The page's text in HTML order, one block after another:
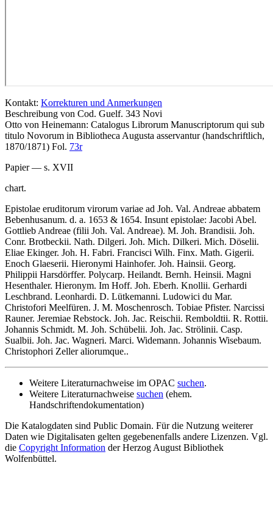
Kontakt: Korrekturen und Anmerkungen
Beschreibung von Cod. Guelf. 343 Novi
Otto von Heinemann: Catalogus Librorum Manuscriptorum qui sub
titulo Novorum in Bibliotheca Augusta asservantur (handschriftlich,
1870/1871) Fol. 73r
Papier — s. XVII
chart.
Epistolae eruditorum virorum variae ad Joh. Val. Andreae abbatem
Bebenhusanum. d. a. 1653 & 1654. Insunt epistolae: Jacobi Abel.
Gottlieb Andreae (filii Joh. Val. Andreae). M. Joh. Brandisii. Joh.
Conr. Brotbeckii. Nath. Dilgeri. Joh. Mich. Dilkeri. Mich. Döselii.
Eliae Ekinger. Joh. H. Fabri. Francisci Wilh. Finx. Math. Gigerii.
Enoch Glaeserii. Hieronymi Hainhofer. Joh. Hainsii. Georg.
Philippii Harsdörffer. Polycarp. Heilandt. Bernh. Heinsii. Magni
Hesenthaler. Hieronym. Im Hoff. Joh. Eberh. Knollii. Gerhardi
Leschbrand. Leonhardi. D. Lütkemanni. Ludowici du Mar.
Christofori Meelfüren. J. M. Moschenrosch. Tobiae Pfister. Narcissi
Rauner. Jeremiae Rebstock. Joh. Jac. Reischii. Remboldtii. R. Rottii.
Johannis Schmidt. M. Joh. Schübelii. Joh. Jac. Strölinii. Casp.
Sualbii. Joh. Jac. Wagneri. Marci. Widemann. Johannis Wisebaum.
Christophori Zeller aliorumque..
Weitere Literaturnachweise im OPAC suchen.
Weitere Literaturnachweise suchen (ehem.
Handschriftendokumentation)
Die Katalogdaten sind Public Domain. Für die Nutzung weiterer
Daten wie Digitalisaten gelten gegebenenfalls andere Lizenzen. Vgl.
die Copyright Information der Herzog August Bibliothek
Wolfenbüttel.